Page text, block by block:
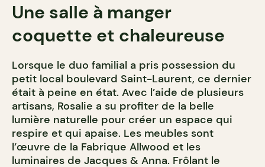
Une salle à manger
coquette et chaleureuse
Lorsque le duo familial a pris possession du
petit local boulevard Saint-Laurent, ce dernier
était à peine en état. Avec l’aide de plusieurs
artisans, Rosalie a su profiter de la belle
lumière naturelle pour créer un espace qui
respire et qui apaise. Les meubles sont
l’œuvre de la Fabrique Allwood et les
luminaires de Jacques & Anna. Frôlant le